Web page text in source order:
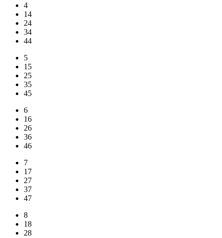
4
14
24
34
44
5
15
25
35
45
6
16
26
36
46
7
17
27
37
47
8
18
28